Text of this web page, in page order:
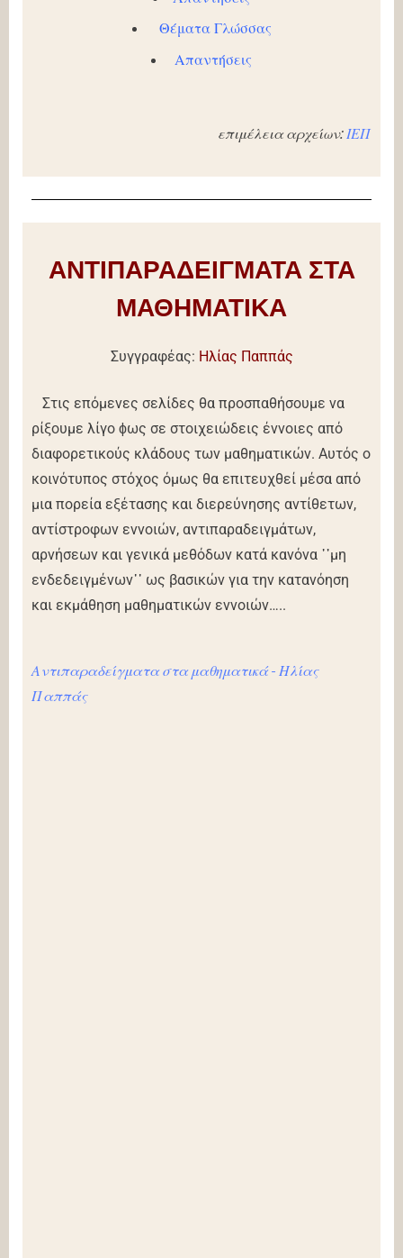
Θέματα Γλώσσας
Απαντήσεις
επιμέλεια αρχείων: ΙΕΠ
ΑΝΤΙΠΑΡΑΔΕΙΓΜΑΤΑ ΣΤΑ
ΜΑΘΗΜΑΤΙΚΑ
Συγγραφέας: Ηλίας Παππάς
Στις επόμενες σελίδες θα προσπαθήσουμε να
ρίξουμε λίγο ϕως σε στοιχειώδεις έννοιες από
διαφορετικούς κλάδους των μαθηματικών. Αυτός ο
κοινότυπος στόχος όμως θα επιτευχθεί μέσα από
μια πορεία εξέτασης και διερεύνησης αντίθετων,
αντίστροφων εννοιών, αντιπαραδειγμάτων,
αρνήσεων και γενικά μεθόδων κατά κανόνα ῾῾μη
ενδεδειγμένων᾿᾿ ως βασικών για την κατανόηση
και εκμάθηση μαθηματικών εννοιών…..
Αντιπαραδείγματα στα μαθηματικά - Ηλίας
Παππάς